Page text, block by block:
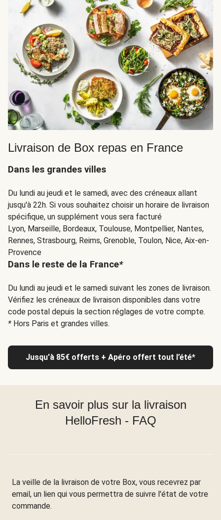
Livraison de Box repas en France
Dans les grandes villes
Du lundi au jeudi et le samedi, avec des créneaux allant
jusqu'à 22h. Si vous souhaitez choisir un horaire de livraison
spécifique, un supplément vous sera facturé
Lyon, Marseille, Bordeaux, Toulouse, Montpellier, Nantes,
Rennes, Strasbourg, Reims, Grenoble, Toulon, Nice, Aix-en-
Provence
Dans le reste de la France*
Du lundi au jeudi et le samedi suivant les zones de livraison.
Vérifiez les créneaux de livraison disponibles dans votre
code postal depuis la section réglages de votre compte.
* Hors Paris et grandes villes.
Jusqu'à 85€ offerts + Apéro offert tout l’été*
En savoir plus sur la livraison
HelloFresh - FAQ
La veille de la livraison de votre Box, vous recevrez par
email, un lien qui vous permettra de suivre l'état de votre
commande.